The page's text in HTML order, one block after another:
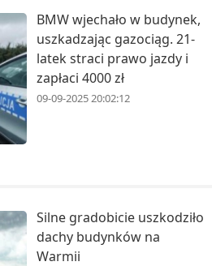
BMW wjechało w budynek,
uszkadzając gazociąg. 21-
latek straci prawo jazdy i
zapłaci 4000 zł
09-09-2025 20:02:12
Silne gradobicie uszkodziło
dachy budynków na
Warmii